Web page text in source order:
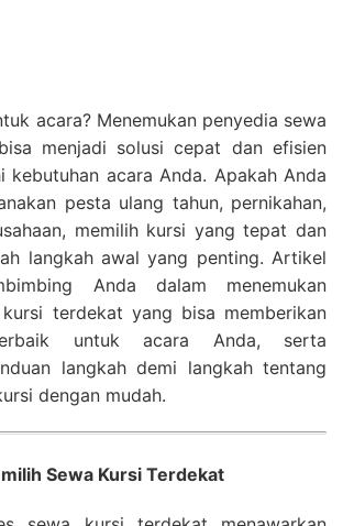
acara? Menemukan penyedia sewa
menjadi solusi cepat dan efisien
kebutuhan acara Anda. Apakah Anda
pesta ulang tahun, pernikahan,
memilih kursi yang tepat dan
langkah awal yang penting. Artikel
Anda dalam menemukan
terdekat yang bisa memberikan
untuk acara Anda, serta
langkah demi langkah tentang
dengan mudah.
Sewa Kursi Terdekat